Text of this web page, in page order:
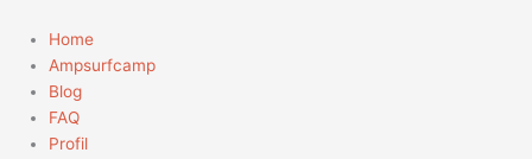
Inhalt
springen
Home
Ampsurfcamp
Blog
FAQ
Profil